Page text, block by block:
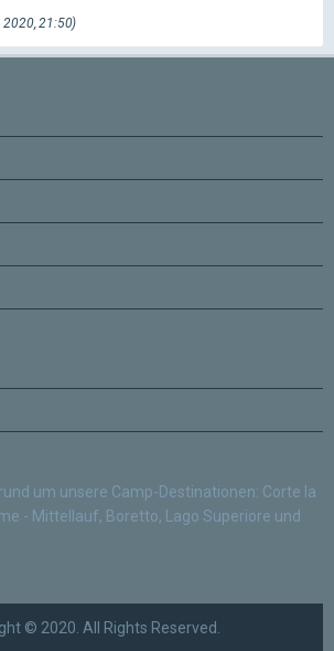
2020, 21:50)
um unsere Camp-Destinationen: Corte la
- Mittellauf, Boretto, Lago Superiore und
© 2020. All Rights Reserved.